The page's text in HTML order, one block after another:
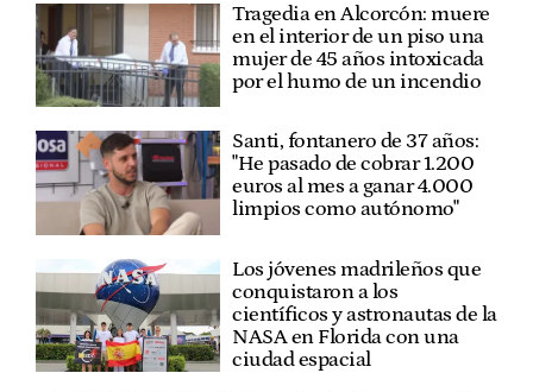
Tragedia en Alcorcón: muere
en el interior de un piso una
mujer de 45 años intoxicada
por el humo de un incendio
Santi, fontanero de 37 años:
"He pasado de cobrar 1.200
euros al mes a ganar 4.000
limpios como autónomo"
Los jóvenes madrileños que
conquistaron a los
científicos y astronautas de la
NASA en Florida con una
ciudad espacial